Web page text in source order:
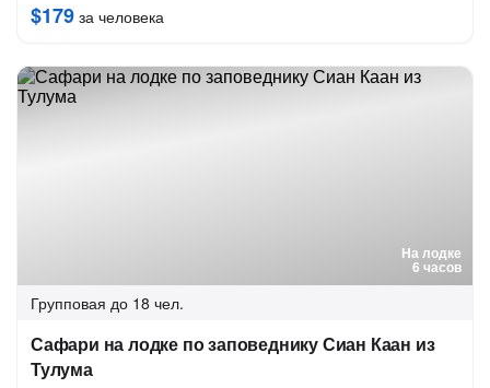
$179 за человека
На лодке
6 часов
Групповая до 18 чел.
Сафари на лодке по заповеднику Сиан Каан из
Тулума